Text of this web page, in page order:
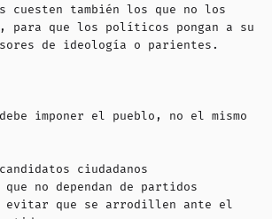
también los que no los
para que los políticos pongan a su
de ideología o parientes.
imponer el pueblo, no el mismo
ciudadanos
no dependan de partidos
que se arrodillen ante el